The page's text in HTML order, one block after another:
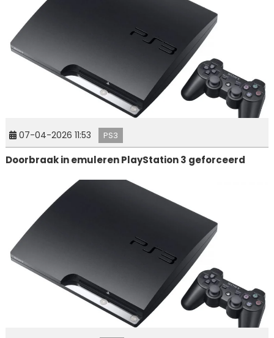
07-04-2026 11:53 PS3
Doorbraak in emuleren PlayStation 3 geforceerd